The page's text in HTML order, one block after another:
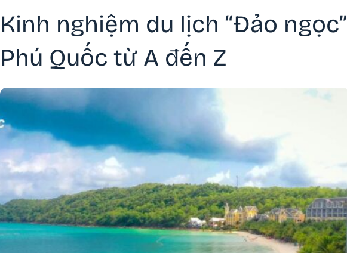
Kinh nghiệm du lịch “Đảo ngọc”
Phú Quốc từ A đến Z